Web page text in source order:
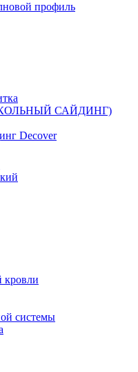
профиль
САЙДИНГ)
Decover
кровли
системы